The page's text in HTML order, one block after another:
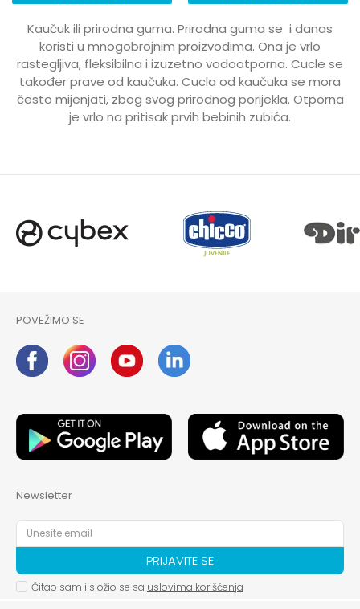
Kaučuk ili prirodna guma. Prirodna guma se i danas
koristi u mnogobrojnim proizvodima. Ona je vrlo
rastegljiva, fleksibilna i izuzetno vodootporna. Cucle se
također prave od kaučuka. Cucla od kaučuka se mora
često mijenjati, zbog svog prirodnog porijekla. Otporna
je vrlo na pritisak prvih bebinih zubića.
POVEŽIMO SE
Newsletter
PRIJAVITE SE
Čitao sam i složio se sa uslovima korišćenja